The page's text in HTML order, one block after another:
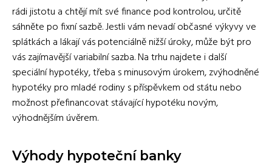
rádi jistotu a chtějí mít své finance pod kontrolou, určitě
sáhněte po fixní sazbě. Jestli vám nevadí občasné výkyvy ve
splátkách a lákají vás potenciálně nižší úroky, může být pro
vás zajímavější variabilní sazba. Na trhu najdete i další
speciální hypotéky, třeba s minusovým úrokem, zvýhodněné
hypotéky pro mladé rodiny s příspěvkem od státu nebo
možnost přefinancovat stávající hypotéku novým,
výhodnějším úvěrem.
Výhody hypoteční banky